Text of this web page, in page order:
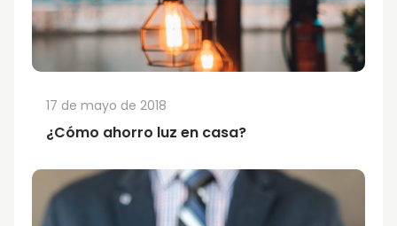
¿Cómo ahorro luz en casa?
17 de mayo de 2018